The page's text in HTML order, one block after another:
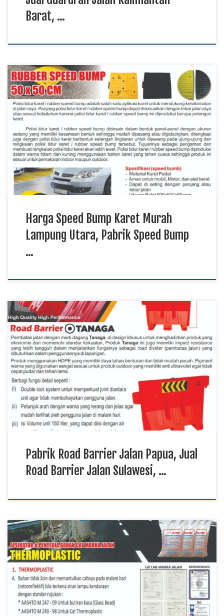
Barat, …
Harga Speed Bump Karet Murah Lampung Utara, Pabrik
Speed Bump Karet Papua, Jual Speed Bump Karet Kalimantan
TKDN E Katalog Speed bump karet merupakan perlengkapan
lalu lintas yang digunakan untuk membantu mengendalikan
kecepatan kendaraan pada kawasan yang membutuhkan
tingkat keselamatan lebih tinggi. Harga speed bump karet
murah menjadi pilihan bagi […]
Harga Speed Bump Karet Murah
Lampung Utara, Pabrik Speed Bump
…
Pabrik Road Barrier Jalan Papua, Jual Road Barrier Jalan
Sulawesi, Harga Road Barrier Jalan Murah Kalimantan TKDN
E Katalog Road barrier jalan merupakan perlengkapan
keselamatan lalu lintas yang digunakan untuk mengatur arus
kendaraan sekaligus membatasi area kerja pada proyek
pembangunan maupun pemeliharaan jalan. Pabrik road barrier
jalan memproduksi berbagai jenis […]
Pabrik Road Barrier Jalan Papua, Jual
Road Barrier Jalan Sulawesi, …
Harga Cat Marka Jalan Murah Papua, Jual Cat Marka Jalan
Kalimantan, Pabrik Cat Marka Jalan Sulawesi TKDN E Katalog
Cat marka jalan merupakan material yang berfungsi
memberikan tanda dan panduan visual pada permukaan jalan
sehingga membantu menciptakan lalu lintas yang lebih tertib.
Produk ini digunakan pada jalan nasional, jalan provinsi, […]